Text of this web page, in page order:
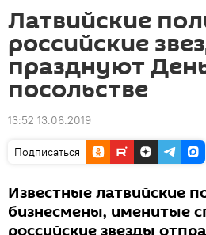
Латвийские
российские
празднуют
посольстве
13:52 13.06.2019
Подписаться
Известные латвийские
бизнесмены, именитые